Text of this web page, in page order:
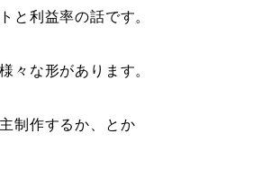
と利益率の話です。
々な形があります。
制作するか 、とか